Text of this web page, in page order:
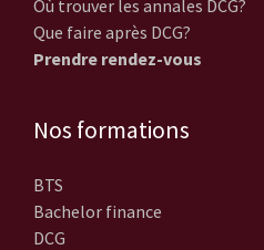
Où trouver les annales DCG?
Que faire après DCG?
Prendre rendez-vous
Nos formations
BTS
Bachelor finance
DCG